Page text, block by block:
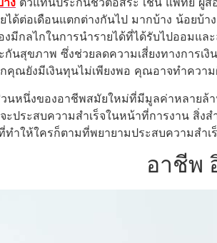
ได้ต่อเดือนแตกต่างกันไป มากบ้าง น้อยบ้
งมีกลไกในการนำรายได้ที่ได้รับไปออมแ
นสุขภาพ ซึ่งช่วยลดความเสี่ยงทางการเ
คุณยังมีเงินทุนไม่เพียงพอ คุณอาจทำควา
วนหนึ่งของอาชีพสมัยใหม่ที่มีมูลค่าหลาย
ประสบความสำเร็จในหน้าที่การงาน สิ่
ำให้ใครก็ตามที่พยายามประสบความสำ
อาชีพ